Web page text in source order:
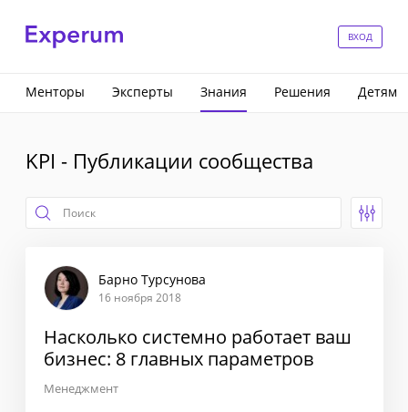
ВХОД
Менторы Эксперты Знания Решения Детям
KPI - Публикации сообщества
Барно Турсунова
16 ноября 2018
Насколько системно работает ваш
бизнес: 8 главных параметров
Менеджмент